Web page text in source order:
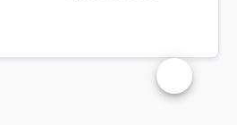
Changer la